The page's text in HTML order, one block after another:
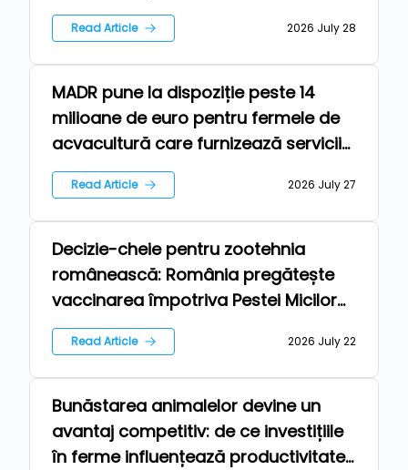
Rumegătoare vizează doar
Dobrogea
Read Article 2026 July 28
Farm
MADR pune la dispoziție peste 14
milioane de euro pentru fermele de
acvacultură care furnizează servicii
de mediu
Read Article 2026 July 27
Farm
Decizie-cheie pentru zootehnia
românească: România pregătește
vaccinarea împotriva Pestei Micilor
Rumegătoare, cu sprijinul Comisiei
Europene.
Read Article 2026 July 22
Farm
Bunăstarea animalelor devine un
avantaj competitiv: de ce investițiile
în ferme influențează productivitatea